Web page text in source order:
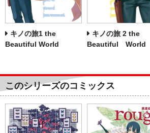
キノの旅1 the
Beautiful World
キノの旅 2 the
Beautiful World
このシリーズのコミックス